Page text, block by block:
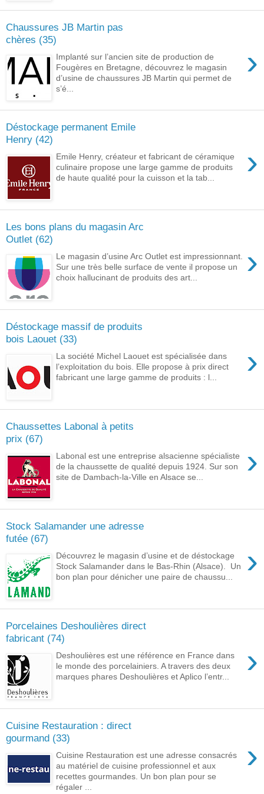
Chaussures JB Martin pas
chères (35)
›
Implanté sur l’ancien site de production de
Fougères en Bretagne, découvrez le magasin
d’usine de chaussures JB Martin qui permet de
s’é...
Déstockage permanent Emile
Henry (42)
›
Emile Henry, créateur et fabricant de céramique
culinaire propose une large gamme de produits
de haute qualité pour la cuisson et la tab...
Les bons plans du magasin Arc
Outlet (62)
›
Le magasin d’usine Arc Outlet est impressionnant.
Sur une très belle surface de vente il propose un
choix hallucinant de produits des art...
Déstockage massif de produits
bois Laouet (33)
›
La société Michel Laouet est spécialisée dans
l’exploitation du bois. Elle propose à prix direct
fabricant une large gamme de produits : l...
Chaussettes Labonal à petits
prix (67)
›
Labonal est une entreprise alsacienne spécialiste
de la chaussette de qualité depuis 1924. Sur son
site de Dambach-la-Ville en Alsace se...
Stock Salamander une adresse
futée (67)
›
Découvrez le magasin d’usine et de déstockage
Stock Salamander dans le Bas-Rhin (Alsace). Un
bon plan pour dénicher une paire de chaussu...
Porcelaines Deshoulières direct
fabricant (74)
›
Deshoulières est une référence en France dans
le monde des porcelainiers. A travers des deux
marques phares Deshoulières et Aplico l’entr...
Cuisine Restauration : direct
gourmand (33)
›
Cuisine Restauration est une adresse consacrés
au matériel de cuisine professionnel et aux
recettes gourmandes. Un bon plan pour se
régaler ...